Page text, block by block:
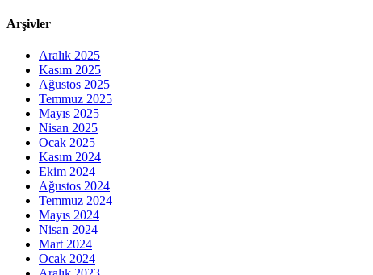
Arşivler
Aralık 2025
Kasım 2025
Ağustos 2025
Temmuz 2025
Mayıs 2025
Nisan 2025
Ocak 2025
Kasım 2024
Ekim 2024
Ağustos 2024
Temmuz 2024
Mayıs 2024
Nisan 2024
Mart 2024
Ocak 2024